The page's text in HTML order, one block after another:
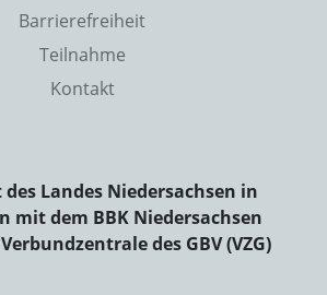
Barrierefreiheit
Teilnahme
Kontakt
Landes Niedersachsen in
mit dem BBK Niedersachsen
des GBV (VZG)